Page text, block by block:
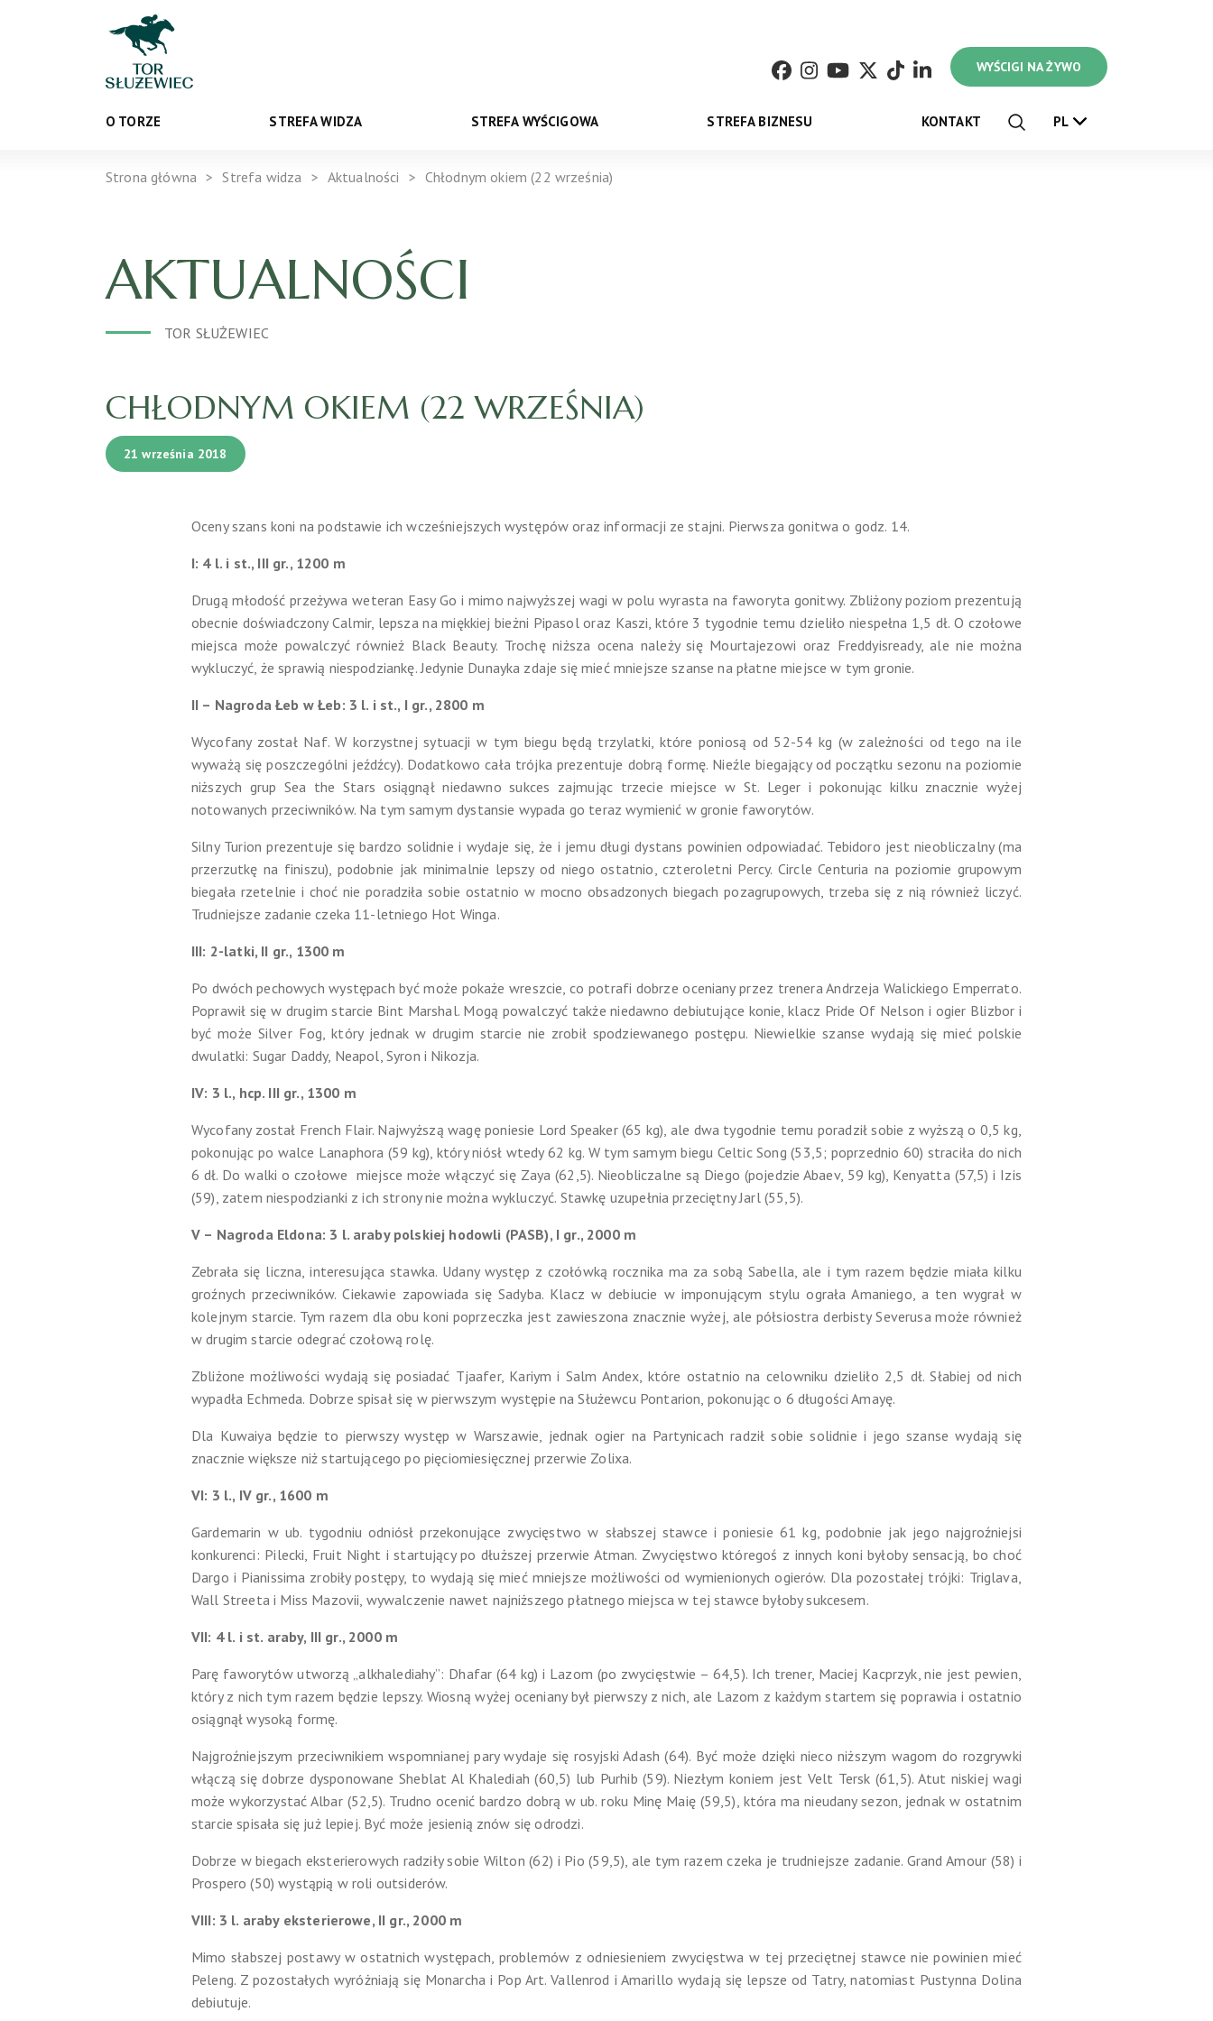
WYŚCIGI NA ŻYWO
O TORZE STREFA WIDZA STREFA WYŚCIGOWA STREFA BIZNESU KONTAKT PL
Strona główna Strefa widza Aktualności Chłodnym okiem (22 września)
AKTUALNOŚCI
TOR SŁUŻEWIEC
CHŁODNYM OKIEM (22 WRZEŚNIA)
21 września 2018
Oceny szans koni na podstawie ich wcześniejszych występów oraz informacji ze stajni. Pierwsza gonitwa o godz. 14.
I: 4 l. i st., III gr., 1200 m
Drugą młodość przeżywa weteran Easy Go i mimo najwyższej wagi w polu wyrasta na faworyta gonitwy. Zbliżony poziom prezentują
obecnie doświadczony Calmir, lepsza na miękkiej bieżni Pipasol oraz Kaszi, które 3 tygodnie temu dzieliło niespełna 1,5 dł. O czołowe
miejsca może powalczyć również Black Beauty. Trochę niższa ocena należy się Mourtajezowi oraz Freddyisready, ale nie można
wykluczyć, że sprawią niespodziankę. Jedynie Dunayka zdaje się mieć mniejsze szanse na płatne miejsce w tym gronie.
II – Nagroda Łeb w Łeb: 3 l. i st., I gr., 2800 m
Wycofany został Naf. W korzystnej sytuacji w tym biegu będą trzylatki, które poniosą od 52-54 kg (w zależności od tego na ile
wyważą się poszczególni jeźdźcy). Dodatkowo cała trójka prezentuje dobrą formę. Nieźle biegający od początku sezonu na poziomie
niższych grup Sea the Stars osiągnął niedawno sukces zajmując trzecie miejsce w St. Leger i pokonując kilku znacznie wyżej
notowanych przeciwników. Na tym samym dystansie wypada go teraz wymienić w gronie faworytów.
Silny Turion prezentuje się bardzo solidnie i wydaje się, że i jemu długi dystans powinien odpowiadać. Tebidoro jest nieobliczalny (ma
przerzutkę na finiszu), podobnie jak minimalnie lepszy od niego ostatnio, czteroletni Percy. Circle Centuria na poziomie grupowym
biegała rzetelnie i choć nie poradziła sobie ostatnio w mocno obsadzonych biegach pozagrupowych, trzeba się z nią również liczyć.
Trudniejsze zadanie czeka 11-letniego Hot Winga.
III: 2-latki, II gr., 1300 m
Po dwóch pechowych występach być może pokaże wreszcie, co potrafi dobrze oceniany przez trenera Andrzeja Walickiego Emperrato.
Poprawił się w drugim starcie Bint Marshal. Mogą powalczyć także niedawno debiutujące konie, klacz Pride Of Nelson i ogier Blizbor i
być może Silver Fog, który jednak w drugim starcie nie zrobił spodziewanego postępu. Niewielkie szanse wydają się mieć polskie
dwulatki: Sugar Daddy, Neapol, Syron i Nikozja.
IV: 3 l., hcp. III gr., 1300 m
Wycofany został French Flair. Najwyższą wagę poniesie Lord Speaker (65 kg), ale dwa tygodnie temu poradził sobie z wyższą o 0,5 kg,
pokonując po walce Lanaphora (59 kg), który niósł wtedy 62 kg. W tym samym biegu Celtic Song (53,5; poprzednio 60) straciła do nich
6 dł. Do walki o czołowe miejsce może włączyć się Zaya (62,5). Nieobliczalne są Diego (pojedzie Abaev, 59 kg), Kenyatta (57,5) i Izis
(59), zatem niespodzianki z ich strony nie można wykluczyć. Stawkę uzupełnia przeciętny Jarl (55,5).
V – Nagroda Eldona: 3 l. araby polskiej hodowli (PASB), I gr., 2000 m
Zebrała się liczna, interesująca stawka. Udany występ z czołówką rocznika ma za sobą Sabella, ale i tym razem będzie miała kilku
groźnych przeciwników. Ciekawie zapowiada się Sadyba. Klacz w debiucie w imponującym stylu ograła Amaniego, a ten wygrał w
kolejnym starcie. Tym razem dla obu koni poprzeczka jest zawieszona znacznie wyżej, ale półsiostra derbisty Severusa może również
w drugim starcie odegrać czołową rolę.
Zbliżone możliwości wydają się posiadać Tjaafer, Kariym i Salm Andex, które ostatnio na celowniku dzieliło 2,5 dł. Słabiej od nich
wypadła Echmeda. Dobrze spisał się w pierwszym występie na Służewcu Pontarion, pokonując o 6 długości Amayę.
Dla Kuwaiya będzie to pierwszy występ w Warszawie, jednak ogier na Partynicach radził sobie solidnie i jego szanse wydają się
znacznie większe niż startującego po pięciomiesięcznej przerwie Zolixa.
VI: 3 l., IV gr., 1600 m
Gardemarin w ub. tygodniu odniósł przekonujące zwycięstwo w słabszej stawce i poniesie 61 kg, podobnie jak jego najgroźniejsi
konkurenci: Pilecki, Fruit Night i startujący po dłuższej przerwie Atman. Zwycięstwo któregoś z innych koni byłoby sensacją, bo choć
Dargo i Pianissima zrobiły postępy, to wydają się mieć mniejsze możliwości od wymienionych ogierów. Dla pozostałej trójki: Triglava,
Wall Streeta i Miss Mazovii, wywalczenie nawet najniższego płatnego miejsca w tej stawce byłoby sukcesem.
VII: 4 l. i st. araby, III gr., 2000 m
Parę faworytów utworzą „alkhalediahy”: Dhafar (64 kg) i Lazom (po zwycięstwie – 64,5). Ich trener, Maciej Kacprzyk, nie jest pewien,
który z nich tym razem będzie lepszy. Wiosną wyżej oceniany był pierwszy z nich, ale Lazom z każdym startem się poprawia i ostatnio
osiągnął wysoką formę.
Najgroźniejszym przeciwnikiem wspomnianej pary wydaje się rosyjski Adash (64). Być może dzięki nieco niższym wagom do rozgrywki
włączą się dobrze dysponowane Sheblat Al Khalediah (60,5) lub Purhib (59). Niezłym koniem jest Velt Tersk (61,5). Atut niskiej wagi
może wykorzystać Albar (52,5). Trudno ocenić bardzo dobrą w ub. roku Minę Maię (59,5), która ma nieudany sezon, jednak w ostatnim
starcie spisała się już lepiej. Być może jesienią znów się odrodzi.
Dobrze w biegach eksterierowych radziły sobie Wilton (62) i Pio (59,5), ale tym razem czeka je trudniejsze zadanie. Grand Amour (58) i
Prospero (50) wystąpią w roli outsiderów.
VIII: 3 l. araby eksterierowe, II gr., 2000 m
Mimo słabszej postawy w ostatnich występach, problemów z odniesieniem zwycięstwa w tej przeciętnej stawce nie powinien mieć
Peleng. Z pozostałych wyróżniają się Monarcha i Pop Art. Vallenrod i Amarillo wydają się lepsze od Tatry, natomiast Pustynna Dolina
debiutuje.